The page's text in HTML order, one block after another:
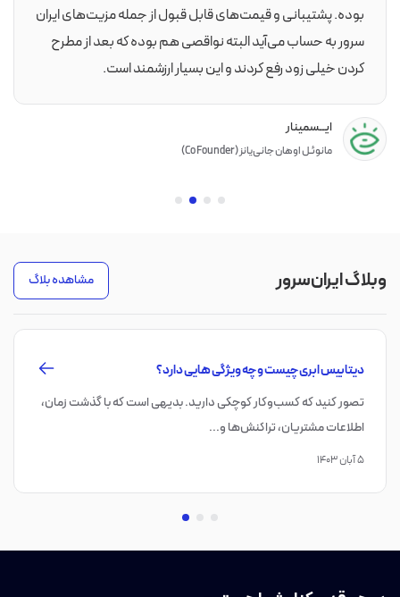
مزیت‌های ایران
بعد از مطرح
خدمات شرکت های مختلفی در زمینه
استفاده نمودم. بدون اینکه بخواهم
اخیر بهترین خدمات را از مجموعه
علی حاجی‌محمدی (Co Founder)
وبلاگ ایران‌سرور مشاهده بلاگ
که با گذشت زمان،
Block Storage چیست؟ چه تفاوتی با Object Storage دارد؟
زمانی که فلش مموری به‌تازگی به بازار آمده بود،
که دیگر دوره سی‌دی به پایا...